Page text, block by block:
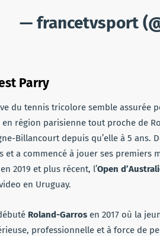
— francetvsport
Parry
du tennis tricolore semble assurée
en région parisienne tout proche de
Billancourt depuis qu’elle à 5 ans.
et a commencé à jouer ses premiers
2019 et plus récent, l’Open
en Uruguay.
Roland-Garros en 2017 où la
professionnelle et à force de